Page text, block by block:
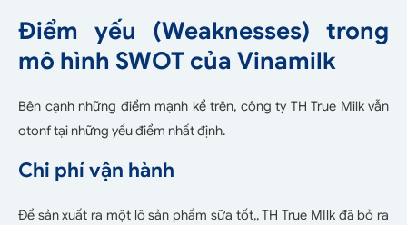
Điểm yếu (Weaknesses) trong
mô hình SWOT của Vinamilk
Bên cạnh những điểm mạnh kể trên, công ty TH True Milk vẫn
otonf tại những yếu điểm nhất định.
Chi phí vận hành
Để sản xuất ra một lô sản phẩm sữa tốt,, TH True MIlk đã bỏ ra